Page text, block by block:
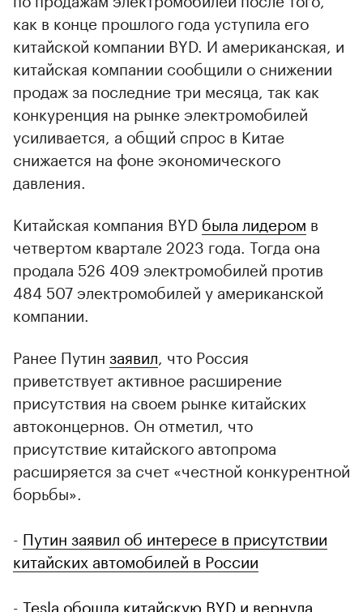
как в конце прошлого года уступила его
китайской компании BYD. И американская, и
китайская компании сообщили о снижении
продаж за последние три месяца, так как
конкуренция на рынке электромобилей
усиливается, а общий спрос в Китае
снижается на фоне экономического
давления.
Китайская компания BYD была лидером в
четвертом квартале 2023 года. Тогда она
продала 526 409 электромобилей против
484 507 электромобилей у американской
компании.
Ранее Путин заявил , что Россия
приветствует активное расширение
присутствия на своем рынке китайских
автоконцернов. Он отметил, что
присутствие китайского автопрома
расширяется за счет «честной конкурентной
борьбы».
- Путин заявил об интересе в присутствии
китайских автомобилей в России
- Tesla обошла китайскую BYD и вернула